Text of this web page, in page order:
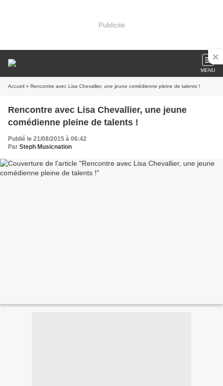
Publicité
MENU
Accueil » Rencontre avec Lisa Chevallier, une jeune comédienne pleine de talents !
Rencontre avec Lisa Chevallier, une jeune
comédienne pleine de talents !
Publié le 21/08/2015 à 06:42
Par Steph Musicnation